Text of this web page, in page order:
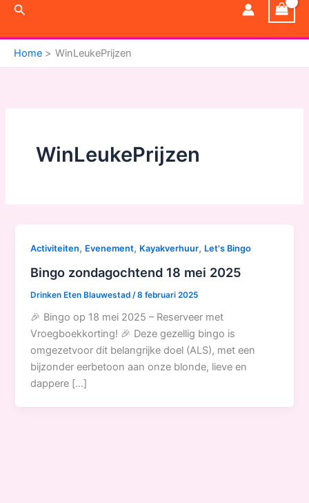
Zoeken
Home WinLeukePrijzen
WinLeukePrijzen
Activiteiten, Evenement, Kayakverhuur, Let's Bingo
Bingo zondagochtend 18 mei 2025
Drinken Eten Blauwestad /8 februari 2025
🎉 Bingo op 18 mei 2025 – Reserveer met
Vroegboekkorting! 🎉 Deze gezellig bingo is
omgezetvoor dit belangrijke doel (ALS), met een
bijzonder eerbetoon aan onze blonde, lieve en
dappere […]